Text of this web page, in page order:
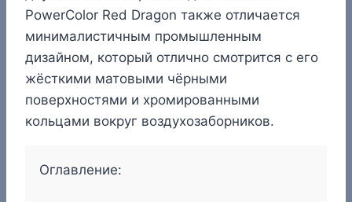
PowerColor Red Dragon также отличается
минималистичным промышленным
дизайном, который отлично смотрится с его
жёсткими матовыми чёрными
поверхностями и хромированными
кольцами вокруг воздухозаборников.
Оглавление: